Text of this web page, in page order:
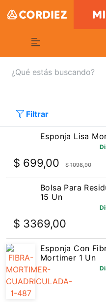
Filtrar
Esponja Lisa
$ 699,00 $ 1098,90
Bolsa Para
15 Un
$ 3369,00
Esponja Con
Mortimer 1 Un